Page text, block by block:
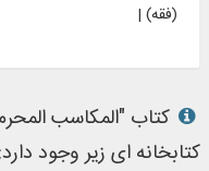
(فقه) |
کتاب "المکاسب
کتابخانه ای زیر وجود دارد: